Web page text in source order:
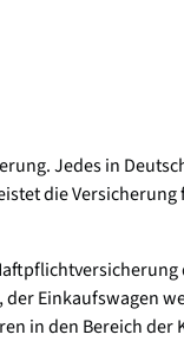
Jedes in
die Versicherung
Einkaufswagen
in den Bereich der